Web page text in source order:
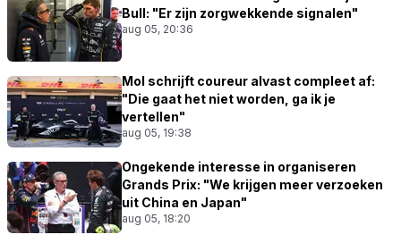
Bull: "Er zijn zorgwekkende signalen"
aug 05, 20:36
Mol schrijft coureur alvast compleet af:
"Die gaat het niet worden, ga ik je
vertellen"
aug 05, 19:38
Ongekende interesse in organiseren
Grands Prix: "We krijgen meer verzoeken
uit China en Japan"
aug 05, 18:20